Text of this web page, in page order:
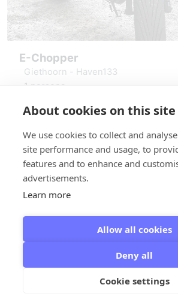
E-Chopper
Giethoorn - Haven133
1 persona
Casco incluso
Itinerario digitale o mappa
Prenota E-
Giethoorn - Giethoorn Campaign
About cookies on this site
We use cookies to collect and
site performance and usage, to
features and to enhance and
advertisements.
Learn more
Allow all cookies
Deny all
Cookie settings